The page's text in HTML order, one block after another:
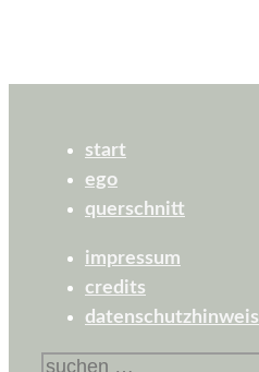
start
ego
querschnitt
impressum
credits
datenschutzhinweis
suchen